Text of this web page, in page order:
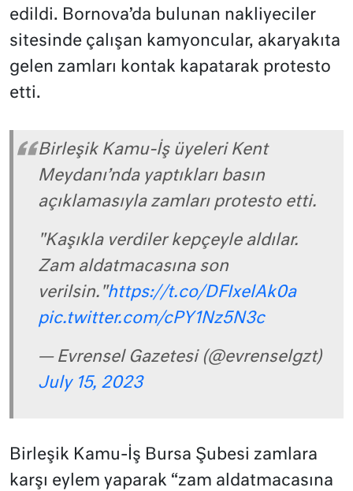
edildi. Bornova’da bulunan nakliyeciler
sitesinde çalışan kamyoncular, akaryakıta
gelen zamları kontak kapatarak protesto
etti.
Birleşik Kamu-İş üyeleri Kent
Meydanı’nda yaptıkları basın
açıklamasıyla zamları protesto etti.
"Kaşıkla verdiler kepçeyle aldılar.
Zam aldatmacasına son
verilsin."https://t.co/DFIxelAk0a
pic.twitter.com/cPY1Nz5N3c
— Evrensel Gazetesi (@evrenselgzt)
July 15, 2023
Birleşik Kamu-İş Bursa Şubesi zamlara
karşı eylem yaparak “zam aldatmacasına